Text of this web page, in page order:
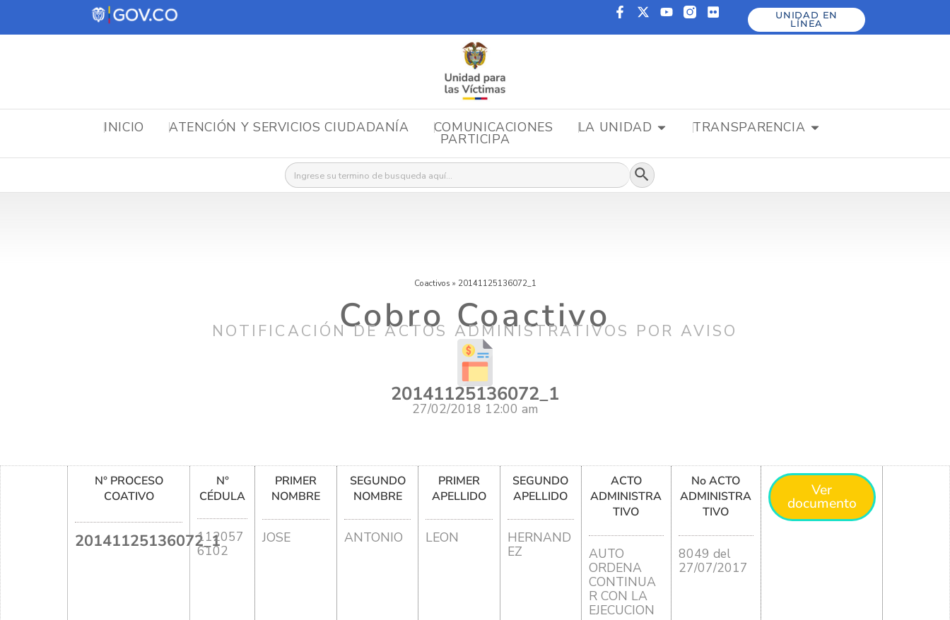
UNIDAD EN
LÍNEA
INICIO ATENCIÓN Y SERVICIOS CIUDADANÍA COMUNICACIONES LA UNIDAD TRANSPARENCIA
PARTICIPA
Buscar: Botón de búsqueda
Coactivos » 20141125136072_1
Cobro Coactivo
NOTIFICACIÓN DE ACTOS ADMINISTRATIVOS POR AVISO
20141125136072_1
27/02/2018 12:00 am
N° PROCESO
COATIVO
20141125136072_1
N°
CÉDULA
112057
6102
PRIMER
NOMBRE
JOSE
SEGUNDO
NOMBRE
ANTONIO
PRIMER
APELLIDO
LEON
SEGUNDO
APELLIDO
HERNAND
EZ
ACTO
ADMINISTRA
TIVO
AUTO
ORDENA
CONTINUA
R CON LA
EJECUCION
No ACTO
ADMINISTRA
TIVO
8049 del
27/07/2017
Ver
documento